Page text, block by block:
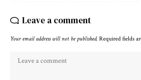
Leave a comment
Your email address will not be published. Required fields